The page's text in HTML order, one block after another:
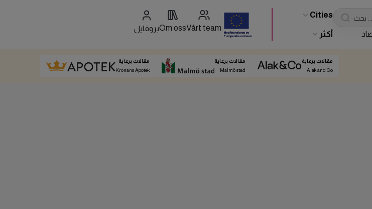
Cities
أكثر
Vårt team
Om ossبروفايل
مقالات برعاية
Alak and Co
مقالات برعاية
Malmö stad
مقالات برعاية
Kronans Apotek